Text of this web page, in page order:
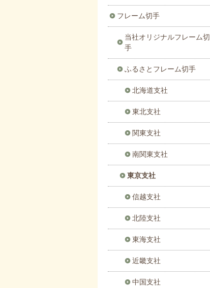
フレーム切手
当社オリジナルフレーム切
手
ふるさとフレーム切手
北海道支社
東北支社
関東支社
南関東支社
東京支社
信越支社
北陸支社
東海支社
近畿支社
中国支社